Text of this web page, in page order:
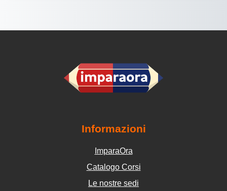
Informazioni
ImparaOra
Catalogo Corsi
Le nostre sedi